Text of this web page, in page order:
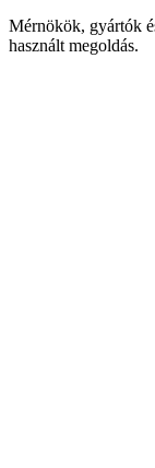
Mérnökök, gyártók
használt megoldás.